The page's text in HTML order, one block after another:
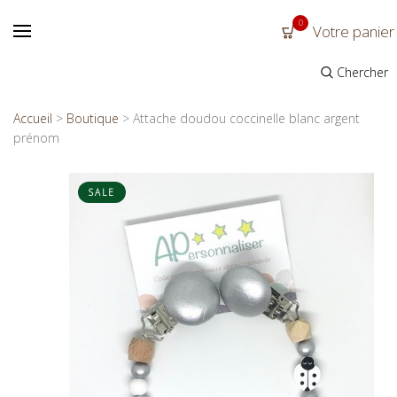
0 Votre panier
Chercher
Accueil > Boutique > Attache doudou coccinelle blanc argent
prénom
SALE